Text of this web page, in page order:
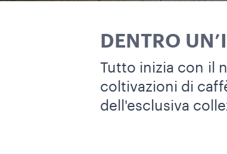
DENTRO
Tutto inizia con il
coltivazioni di
dell'esclusiva